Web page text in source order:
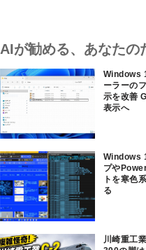
AIが勧める、あなたの
Windows
ーラーの
示を改善
表示へ
Windows
プや
トを寒色
る
川崎重工